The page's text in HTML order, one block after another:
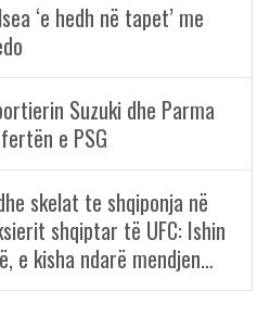
‘e hedh në tapet’ me
Suzuki dhe Parma
e PSG
skelat te shqiponja në
shqiptar të UFC: Ishin
e kisha ndarë mendjen…